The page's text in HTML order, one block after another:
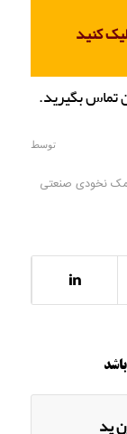
کنید
تماس بگیرید.
توسط
نخودی صنعتی
ید